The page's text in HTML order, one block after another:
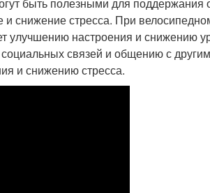
снижение стресса. При
улучшению настроения и снижению
связей и общению с
и снижению стресса.